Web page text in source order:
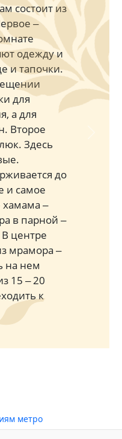
состоит из
‒
одежду и
и тапочки.
для
а для
Второе
Здесь
до
и самое
‒
в парной ‒
В центре
мрамора ‒
на нем
15 ‒ 20
к
метро